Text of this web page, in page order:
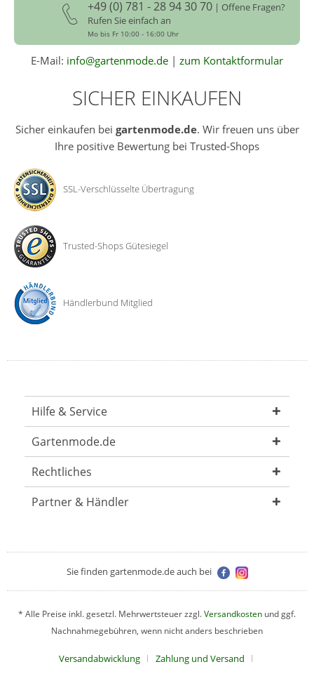
+49 (0) 781 - 28 94 30 70 | Offene Fragen?
Rufen Sie einfach an
Mo bis Fr 10:00 - 16:00 Uhr
E-Mail: info@gartenmode.de | zum Kontaktformular
SICHER EINKAUFEN
Sicher einkaufen bei gartenmode.de. Wir freuen uns über
Ihre positive Bewertung bei Trusted-Shops
SSL-Verschlüsselte Übertragung
Trusted-Shops Gütesiegel
Händlerbund Mitglied
Hilfe & Service
Gartenmode.de
Rechtliches
Partner & Händler
Sie finden gartenmode.de auch bei
* Alle Preise inkl. gesetzl. Mehrwertsteuer zzgl.Versandkosten und ggf.
Nachnahmegebühren, wenn nicht anders beschrieben
Versandabwicklung Zahlung und Versand